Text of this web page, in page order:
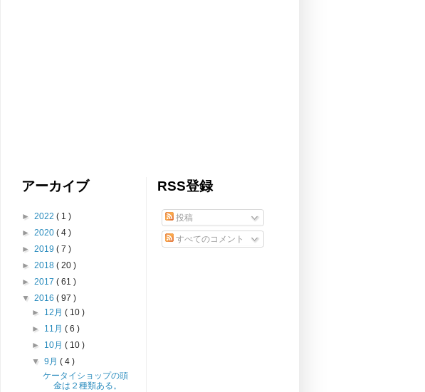
アーカイブ
► 2022 ( 1 )
► 2020 ( 4 )
► 2019 ( 7 )
► 2018 ( 20 )
► 2017 ( 61 )
▼ 2016 ( 97 )
► 12月( 10 )
► 11月( 6 )
► 10月( 10 )
▼9月( 4 )
ケータイショップの頭
金は２種類ある。
RSS登録
投稿
すべてのコメント